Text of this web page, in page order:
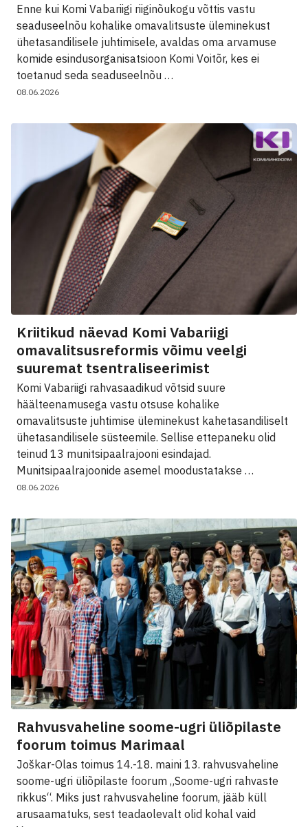
Enne kui Komi Vabariigi riiginõukogu võttis vastu
seaduseelnõu kohalike omavalitsuste üleminekust
ühetasandilisele juhtimisele, avaldas oma arvamuse
komide esindusorganisatsioon Komi Voitõr, kes ei
toetanud seda seaduseelnõu …
08.06.2026
Kriitikud näevad Komi Vabariigi
omavalitsusreformis võimu veelgi
suuremat tsentraliseerimist
Komi Vabariigi rahvasaadikud võtsid suure
häälteenamusega vastu otsuse kohalike
omavalitsuste juhtimise üleminekust kahetasandiliselt
ühetasandilisele süsteemile. Sellise ettepaneku olid
teinud 13 munitsipaalrajooni esindajad.
Munitsipaalrajoonide asemel moodustatakse …
08.06.2026
Rahvusvaheline soome-ugri üliõpilaste
foorum toimus Marimaal
Joškar-Olas toimus 14.-18. maini 13. rahvusvaheline
soome-ugri üliõpilaste foorum „Soome-ugri rahvaste
rikkus“. Miks just rahvusvaheline foorum, jääb küll
arusaamatuks, sest teadaolevalt olid kohal vaid